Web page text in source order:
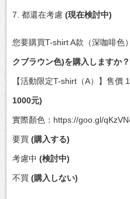
7. 都還在考慮 (現在検討中)
您要購買T-shirt A款（深咖啡色
クブラウン色)を購入しますか
【活動限定T-shirt（A）】售價
1000元)
實際顏色：https://goo.gl/
要買 (購入する)
考慮中 (検討中)
不買 (購入しない)